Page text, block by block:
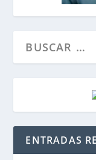
ENTRADAS